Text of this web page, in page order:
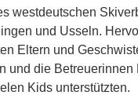
westdeutschen
und Usseln.
Eltern und
und die Betreuerinnen
Kids unterstützten.